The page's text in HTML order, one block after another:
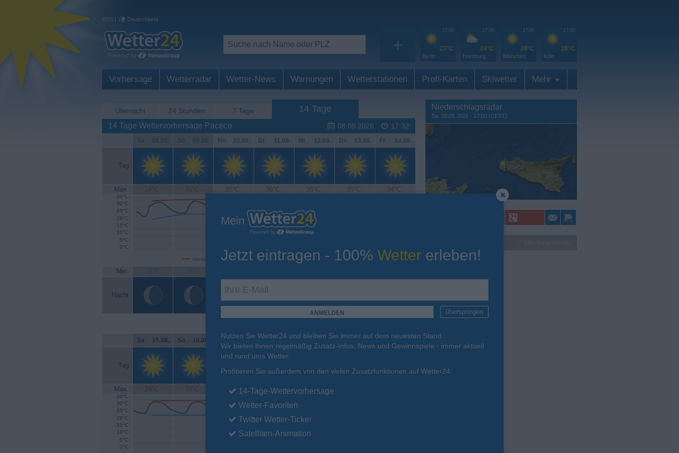
RSS | Deutschland
+
17:00
23°C
Berlin
17:00
24°C
Hamburg
17:00
29°C
München
17:00
28°C
Köln
Vorhersage Wetterradar Wetter-News Warnungen Wetterstationen Profi-Karten Skiwetter Mehr
Übersicht 24 Stunden 7 Tage 14 Tage
08.08.2026 17:32
14 Tage Wettervorhersage Paceco
Sa. 08.08. So. 09.08. Mo. 10.08. Di. 11.08. Mi. 12.08. Do. 13.08. Fr. 14.08.
Tag
Max. 34°C 35°C 35°C 36°C 35°C 35°C 34°C
Höchsttemperatur Tiefsttemperatur Aktuelle Temperatur
0°C
5°C
10°C
15°C
20°C
25°C
30°C
35°C
Min. 21°C 25°C
Nacht
Sa. 15.08. So. 16.08. Mo. 17.08. Di . 18.08. Mi. 19.08. Do. 20.08. Fr . 21.08.
Tag
Max. 34°C 34°C 34°C 34°C 33°C
0°C
5°C
10°C
15°C
20°C
25°C
30°C
35°C
Niederschlagsradar
Sa. 08.08.2026 - 17:00 (CEST)
Paceco
Mein
Jetzt eintragen - 100% Wetter erleben!
überspringen
Nutzen Sie Wetter24 und bleiben Sie immer auf dem neuesten Stand.
Wir bieten Ihnen regelmäßig Zusatz-Infos, News und Gewinnspiele - immer aktuell
und rund ums Wetter.
Profitieren Sie außerdem von den vielen Zusatzfunktionen auf Wetter24:
14-Tage-Wettervorhersage
Wetter-Favoriten
Twitter Wetter-Ticker
Satelliten-Animation